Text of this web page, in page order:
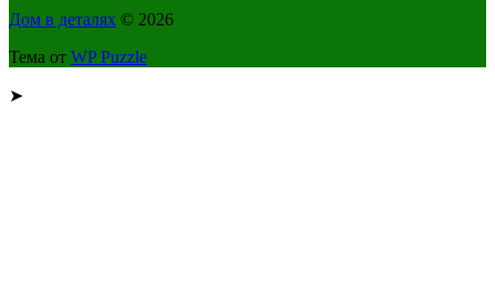
Дом в деталях © 2026
Тема от WP Puzzle
➤